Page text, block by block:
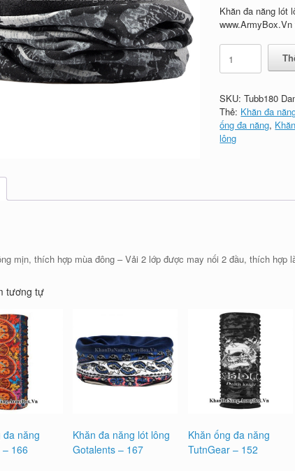
Khăn đa năng lót
Khăn
năng
lông
Gotalents
-
180
SKU:Tubb180
Thẻ: Khăn đa
ống đa năng,
lông
mịn, thích hợp mùa đông – Vải 2 lớp được may nối 2 đầu, thích hợp
tương tự
đa năng
166
Khăn đa năng lót lông
Gotalents – 167
Khăn ống đa năng
TutnGear – 152